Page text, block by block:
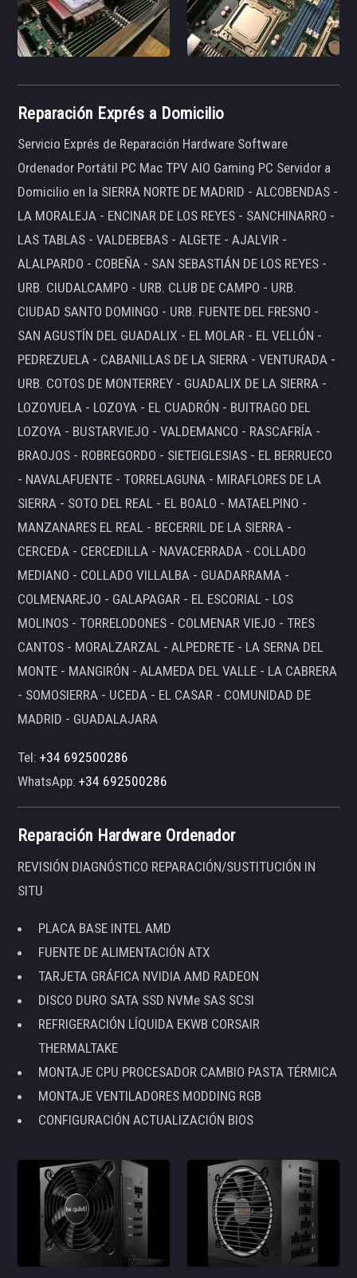
Reparación Exprés a Domicilio
Servicio Exprés de Reparación Hardware Software
Ordenador Portátil PC Mac TPV AIO Gaming PC Servidor a
Domicilio en la SIERRA NORTE DE MADRID - ALCOBENDAS -
LA MORALEJA - ENCINAR DE LOS REYES - SANCHINARRO -
LAS TABLAS - VALDEBEBAS - ALGETE - AJALVIR -
ALALPARDO - COBEÑA - SAN SEBASTIÁN DE LOS REYES -
URB. CIUDALCAMPO - URB. CLUB DE CAMPO - URB.
CIUDAD SANTO DOMINGO - URB. FUENTE DEL FRESNO -
SAN AGUSTÍN DEL GUADALIX - EL MOLAR - EL VELLÓN -
PEDREZUELA - CABANILLAS DE LA SIERRA - VENTURADA -
URB. COTOS DE MONTERREY - GUADALIX DE LA SIERRA -
LOZOYUELA - LOZOYA - EL CUADRÓN - BUITRAGO DEL
LOZOYA - BUSTARVIEJO - VALDEMANCO - RASCAFRÍA -
BRAOJOS - ROBREGORDO - SIETEIGLESIAS - EL BERRUECO
- NAVALAFUENTE - TORRELAGUNA - MIRAFLORES DE LA
SIERRA - SOTO DEL REAL - EL BOALO - MATAELPINO -
MANZANARES EL REAL - BECERRIL DE LA SIERRA -
CERCEDA - CERCEDILLA - NAVACERRADA - COLLADO
MEDIANO - COLLADO VILLALBA - GUADARRAMA -
COLMENAREJO - GALAPAGAR - EL ESCORIAL - LOS
MOLINOS - TORRELODONES - COLMENAR VIEJO - TRES
CANTOS - MORALZARZAL - ALPEDRETE - LA SERNA DEL
MONTE - MANGIRÓN - ALAMEDA DEL VALLE - LA CABRERA
- SOMOSIERRA - UCEDA - EL CASAR - COMUNIDAD DE
MADRID - GUADALAJARA
Tel:+34 692500286
WhatsApp:+34 692500286
Reparación Hardware Ordenador
REVISIÓN DIAGNÓSTICO REPARACIÓN/SUSTITUCIÓN IN
SITU
PLACA BASE INTEL AMD
FUENTE DE ALIMENTACIÓN ATX
TARJETA GRÁFICA NVIDIA AMD RADEON
DISCO DURO SATA SSD NVMe SAS SCSI
REFRIGERACIÓN LÍQUIDA EKWB CORSAIR
THERMALTAKE
MONTAJE CPU PROCESADOR CAMBIO PASTA TÉRMICA
MONTAJE VENTILADORES MODDING RGB
CONFIGURACIÓN ACTUALIZACIÓN BIOS